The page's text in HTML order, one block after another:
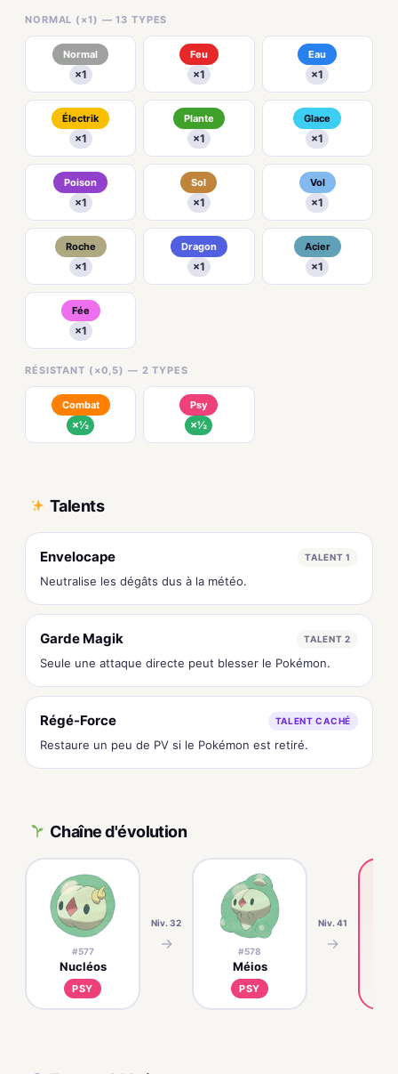
NORMAL (×1) — 13 TYPES
Normal
×1
Feu
×1
Eau
×1
Électrik
×1
Plante
×1
Glace
×1
Poison
×1
Sol
×1
Vol
×1
Roche
×1
Dragon
×1
Acier
×1
Fée
×1
RÉSISTANT (×0,5) — 2 TYPES
Combat
×½
Psy
×½
Talents
Envelocape TALENT 1
Neutralise les dégâts dus à la météo.
Garde Magik TALENT 2
Seule une attaque directe peut blesser le Pokémon.
Régé-Force TALENT CACHÉ
Restaure un peu de PV si le Pokémon est retiré.
Chaîne d'évolution
#577
Nucléos
PSY
Niv. 32
→ #578
Méios
PSY
Niv. 41
→